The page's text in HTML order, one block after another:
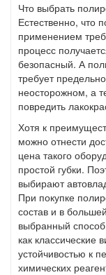
Что выбрать
Естественно, что
применением
процесс
безопасный. А
требует
неосторожном, а
повредить
Хотя к
можно отнести
цена такого
простой губки.
выбирают
При покупке
состав и в
выбранный
как классические
устойчивостью к
химических